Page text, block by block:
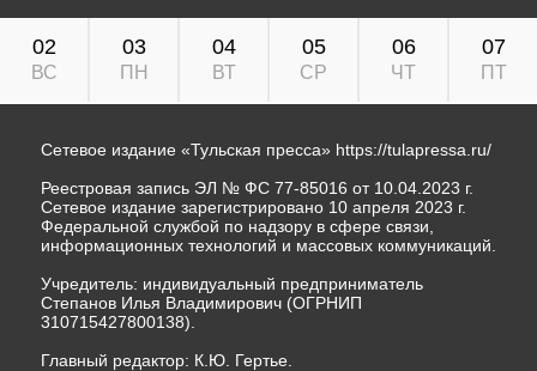
02
ВС
03
ПН
04
ВТ
05
СР
06
ЧТ
07
ПТ
Сетевое издание «Тульская пресса» https://tulapressa.ru/
Реестровая запись ЭЛ № ФС 77-85016 от 10.04.2023 г.
Сетевое издание зарегистрировано 10 апреля 2023 г.
Федеральной службой по надзору в сфере связи,
информационных технологий и массовых коммуникаций.
Учредитель: индивидуальный предприниматель
Степанов Илья Владимирович (ОГРНИП
310715427800138).
Главный редактор: К.Ю. Гертье.